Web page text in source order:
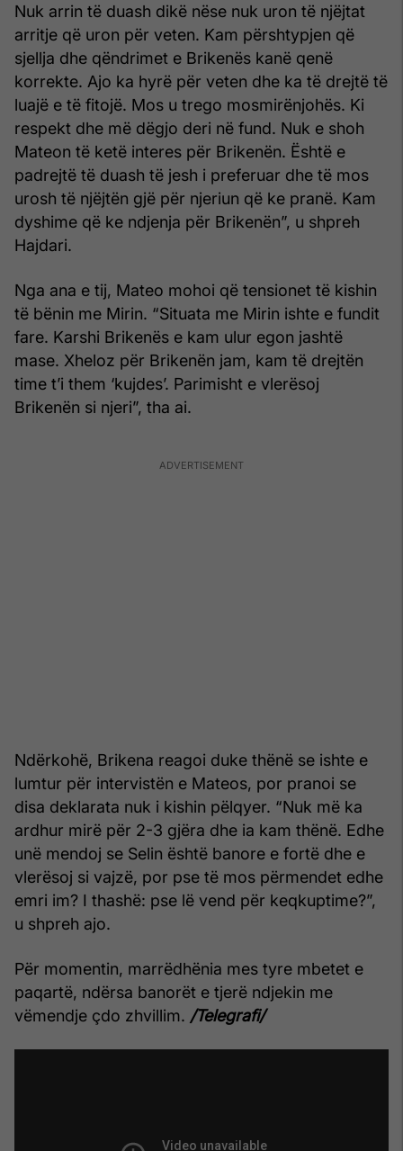
Nuk arrin të duash dikë nëse nuk uron të njëjtat
arritje që uron për veten. Kam përshtypjen që
sjellja dhe qëndrimet e Brikenës kanë qenë
korrekte. Ajo ka hyrë për veten dhe ka të drejtë të
luajë e të fitojë. Mos u trego mosmirënjohës. Ki
respekt dhe më dëgjo deri në fund. Nuk e shoh
Mateon të ketë interes për Brikenën. Është e
padrejtë të duash të jesh i preferuar dhe të mos
urosh të njëjtën gjë për njeriun që ke pranë. Kam
dyshime që ke ndjenja për Brikenën”, u shpreh
Hajdari.
Nga ana e tij, Mateo mohoi që tensionet të kishin
të bënin me Mirin. “Situata me Mirin ishte e fundit
fare. Karshi Brikenës e kam ulur egon jashtë
mase. Xheloz për Brikenën jam, kam të drejtën
time t’i them ‘kujdes’. Parimisht e vlerësoj
Brikenën si njeri”, tha ai.
Ndërkohë, Brikena reagoi duke thënë se ishte e
lumtur për intervistën e Mateos, por pranoi se
disa deklarata nuk i kishin pëlqyer. “Nuk më ka
ardhur mirë për 2-3 gjëra dhe ia kam thënë. Edhe
unë mendoj se Selin është banore e fortë dhe e
vlerësoj si vajzë, por pse të mos përmendet edhe
emri im? I thashë: pse lë vend për keqkuptime?”,
u shpreh ajo.
Për momentin, marrëdhënia mes tyre mbetet e
paqartë, ndërsa banorët e tjerë ndjekin me
vëmendje çdo zhvillim. /Telegrafi/